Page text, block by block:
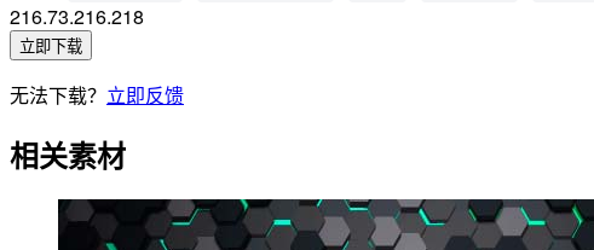
216.73.216.218
立即下载
无法下载？ 立即反馈
相关素材